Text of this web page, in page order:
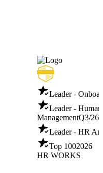
Leader -
Leader -
ManagementQ3/26
Leader - HR
Top 1002026
HR WORKS